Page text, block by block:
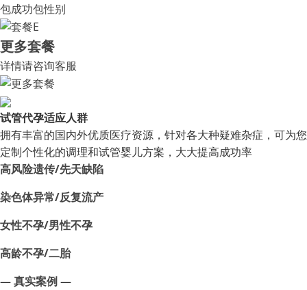
包成功包性别
更多套餐
详情请咨询客服
试管代孕适应人群
拥有丰富的国内外优质医疗资源，针对各大种疑难杂症，可为您
定制个性化的调理和试管婴儿方案，大大提高成功率
高风险遗传/先天缺陷
染色体异常/反复流产
女性不孕/男性不孕
高龄不孕/二胎
— 真实案例 —